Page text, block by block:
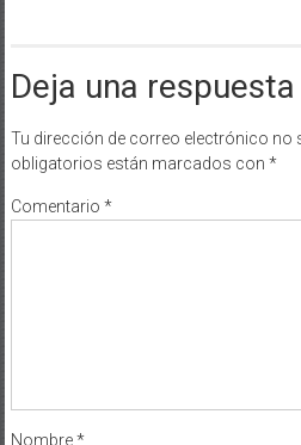
Deja una respuesta
Tu dirección de correo electrónico no
obligatorios están marcados con *
Comentario *
Nombre*